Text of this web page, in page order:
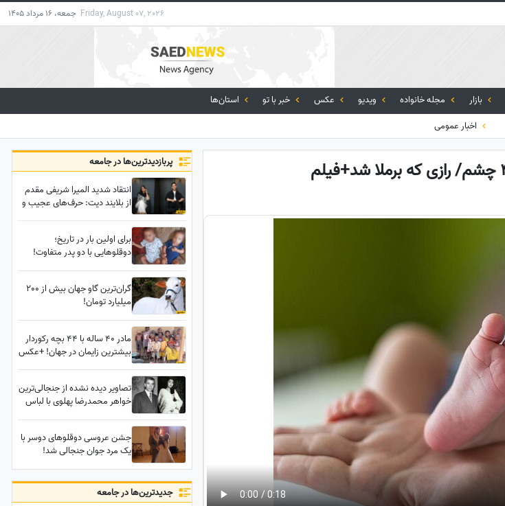
Friday, August 07, 2026 جمعه، 16 مرداد 1405
بازار مجله خانواده ویدیو عکس خبر با تو
استان‌ها
اخبار عمومی
پربازدید‌ترین‌ها در جامعه
انتقاد شدید المیرا شریفی مقدم
از بلایند دیت: حرف‌های عجیب و
برای اولین‌ بار در تاریخ؛
دوقلوهایی با دو پدر متفاوت!
گران‌ترین گاو جهان بیش از 200
میلیارد تومان!
مادر 40 ساله با 44 بچه رکوردار
بیشترین زایمان در جهان! +عکس
تصاویر دیده نشده از جنجالی‌ترین
خواهر محمدرضا پهلوی با لباس
خاندانی خون‌خوار که حتی حاضر
به حفظ حرمت پدرشان هم
نبودند
جشن عروسی دوقلوهای دوسر با
یک مرد جوان جنجالی شد!
آغوش عشق+عکس
جدید‌ترین‌ها در جامعه